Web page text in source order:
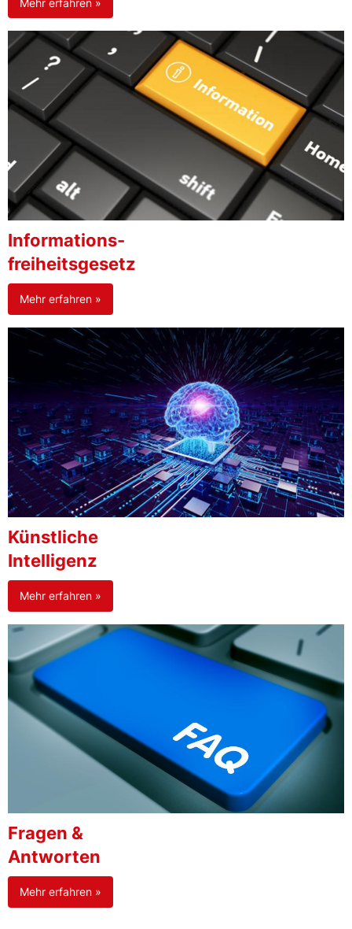
Informations-
freiheitsgesetz
Mehr erfahren »
Künstliche
Intelligenz
Mehr erfahren »
Fragen &
Antworten
Mehr erfahren »